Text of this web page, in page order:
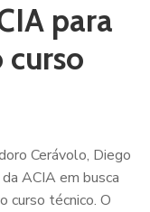
para
curso
Cerávolo, Diego
ACIA em busca
curso técnico. O